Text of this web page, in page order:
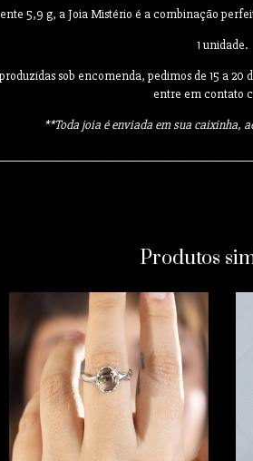
5,9 g, a Joia Mistério é a combinação
1 unidade.
sob encomenda, pedimos de 15 a
entre em contato
**Toda joia é enviada em sua caixinha,
Produtos